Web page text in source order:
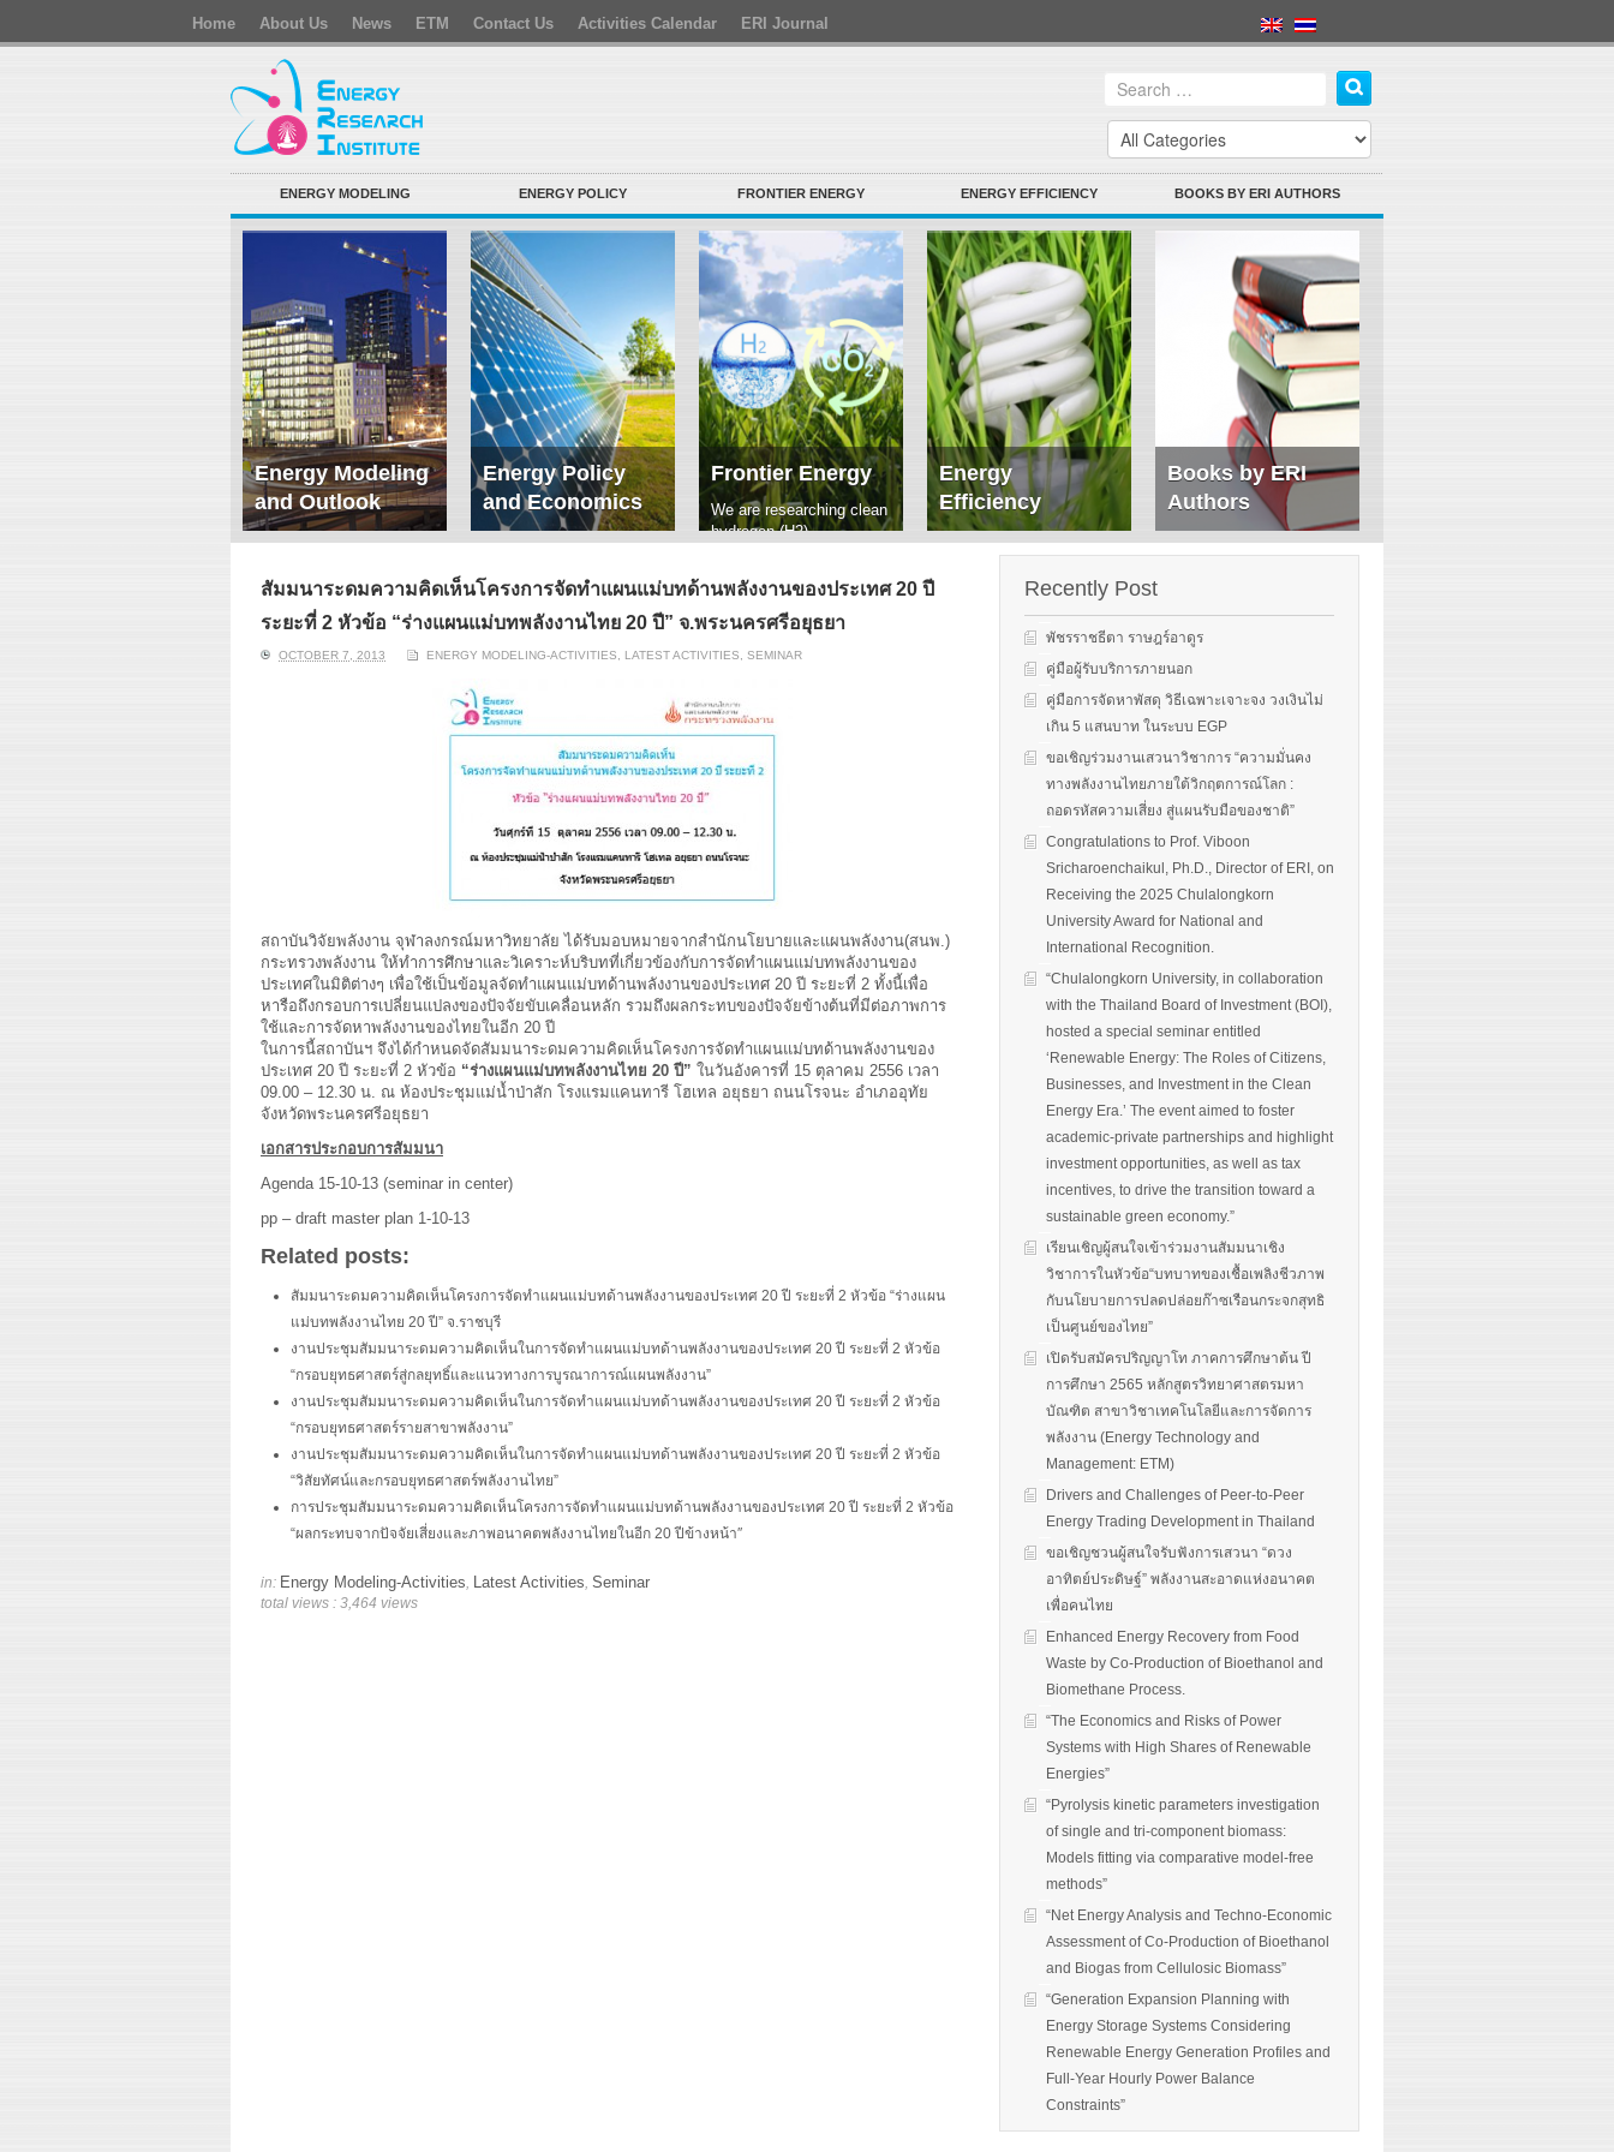
Home About Us News ETM Contact Us Activities Calendar ERI Journal
ENERGY MODELING ENERGY POLICY FRONTIER ENERGY ENERGY EFFICIENCY BOOKS BY ERI AUTHORS
Energy Modeling
and Outlook
ERI conducts rigorous
energy supply and
energy-consuming
sectors. Our analyses
Energy Policy
and Economics
We focus on solar
innovation, solar PV
policy. Two patent-
pending, non-tracking
Frontier Energy
We are researching clean
hydrogen (H2)
technology for low carbon
energy. We have also
studied carbon dioxide …
Energy
Efficiency
We evaluate the
performance of energy-
efficient equipment and
programs and give advice
to governments on
Read More
Books by ERI
Authors
สัมมนาระดมความคิดเห็นโครงการจัดทำแผนแม่บทด้านพลังงานของประเทศ 20 ปี
ระยะที่ 2 หัวข้อ “ร่างแผนแม่บทพลังงานไทย 20 ปี” จ.พระนครศรีอยุธยา
OCTOBER 7, 2013 ENERGY MODELING-ACTIVITIES LATEST ACTIVITIES SEMINAR
สถาบันวิจัยพลังงาน จุฬาลงกรณ์มหาวิทยาลัย ได้รับมอบหมายจากสำนักนโยบายและแผนพลังงาน(สนพ.)
กระทรวงพลังงาน ให้ทำการศึกษาและวิเคราะห์บริบทที่เกี่ยวข้องกับการจัดทำแผนแม่บทพลังงานของ
ประเทศในมิติต่างๆ เพื่อใช้เป็นข้อมูลจัดทำแผนแม่บทด้านพลังงานของประเทศ 20 ปี ระยะที่ 2 ทั้งนี้เพื่อ
หารือถึงกรอบการเปลี่ยนแปลงของปัจจัยขับเคลื่อนหลัก รวมถึงผลกระทบของปัจจัยข้างต้นที่มีต่อภาพการ
ใช้และการจัดหาพลังงานของไทยในอีก 20 ปี
ในการนี้สถาบันฯ จึงได้กำหนดจัดสัมมนาระดมความคิดเห็นโครงการจัดทำแผนแม่บทด้านพลังงานของ
ประเทศ 20 ปี ระยะที่ 2 หัวข้อ “ร่างแผนแม่บทพลังงานไทย 20 ปี” ในวันอังคารที่ 15 ตุลาคม 2556 เวลา
09.00 – 12.30 น. ณ ห้องประชุมแม่น้ำป่าสัก โรงแรมแคนทารี โฮเทล อยุธยา ถนนโรจนะ อำเภออุทัย
จังหวัดพระนครศรีอยุธยา
เอกสารประกอบการสัมมนา
Agenda 15-10-13 (seminar in center)
pp – draft master plan 1-10-13
Related posts:
สัมมนาระดมความคิดเห็นโครงการจัดทำแผนแม่บทด้านพลังงานของประเทศ 20 ปี ระยะที่ 2 หัวข้อ “ร่างแผน
แม่บทพลังงานไทย 20 ปี” จ.ราชบุรี
งานประชุมสัมมนาระดมความคิดเห็นในการจัดทำแผนแม่บทด้านพลังงานของประเทศ 20 ปี ระยะที่ 2 หัวข้อ
“กรอบยุทธศาสตร์สู่กลยุทธิ์และแนวทางการบูรณาการณ์แผนพลังงาน”
งานประชุมสัมมนาระดมความคิดเห็นในการจัดทำแผนแม่บทด้านพลังงานของประเทศ 20 ปี ระยะที่ 2 หัวข้อ
“กรอบยุทธศาสตร์รายสาขาพลังงาน”
งานประชุมสัมมนาระดมความคิดเห็นในการจัดทำแผนแม่บทด้านพลังงานของประเทศ 20 ปี ระยะที่ 2 หัวข้อ
“วิสัยทัศน์และกรอบยุทธศาสตร์พลังงานไทย”
การประชุมสัมมนาระดมความคิดเห็นโครงการจัดทำแผนแม่บทด้านพลังงานของประเทศ 20 ปี ระยะที่ 2 หัวข้อ
“ผลกระทบจากปัจจัยเสี่ยงและภาพอนาคตพลังงานไทยในอีก 20 ปีข้างหน้า″
in: Energy Modeling-Activities, Latest Activities, Seminar
total views : 3,464 views
Recently Post
พัชรราชธีตา ราษฎร์อาดูร
คู่มือผู้รับบริการภายนอก
คู่มือการจัดหาพัสดุ วิธีเฉพาะเจาะจง วงเงินไม่
เกิน 5 แสนบาท ในระบบ EGP
ขอเชิญร่วมงานเสวนาวิชาการ “ความมั่นคง
ทางพลังงานไทยภายใต้วิกฤตการณ์โลก :
ถอดรหัสความเสี่ยง สู่แผนรับมือของชาติ”
Congratulations to Prof. Viboon
Sricharoenchaikul, Ph.D., Director of ERI, on
Receiving the 2025 Chulalongkorn
University Award for National and
International Recognition.
“Chulalongkorn University, in collaboration
with the Thailand Board of Investment (BOI),
hosted a special seminar entitled
‘Renewable Energy: The Roles of Citizens,
Businesses, and Investment in the Clean
Energy Era.’ The event aimed to foster
academic-private partnerships and highlight
investment opportunities, as well as tax
incentives, to drive the transition toward a
sustainable green economy.”
เรียนเชิญผู้สนใจเข้าร่วมงานสัมมนาเชิง
วิชาการในหัวข้อ“บทบาทของเชื้อเพลิงชีวภาพ
กับนโยบายการปลดปล่อยก๊าซเรือนกระจกสุทธิ
เป็นศูนย์ของไทย”
เปิดรับสมัครปริญญาโท ภาคการศึกษาต้น ปี
การศึกษา 2565 หลักสูตรวิทยาศาสตรมหา
บัณฑิต สาขาวิชาเทคโนโลยีและการจัดการ
พลังงาน (Energy Technology and
Management: ETM)
Drivers and Challenges of Peer-to-Peer
Energy Trading Development in Thailand
ขอเชิญชวนผู้สนใจรับฟังการเสวนา “ดวง
อาทิตย์ประดิษฐ์” พลังงานสะอาดแห่งอนาคต
เพื่อคนไทย
Enhanced Energy Recovery from Food
Waste by Co-Production of Bioethanol and
Biomethane Process.
“The Economics and Risks of Power
Systems with High Shares of Renewable
Energies”
“Pyrolysis kinetic parameters investigation
of single and tri-component biomass:
Models fitting via comparative model-free
methods”
“Net Energy Analysis and Techno-Economic
Assessment of Co-Production of Bioethanol
and Biogas from Cellulosic Biomass”
“Generation Expansion Planning with
Energy Storage Systems Considering
Renewable Energy Generation Profiles and
Full-Year Hourly Power Balance
Constraints”